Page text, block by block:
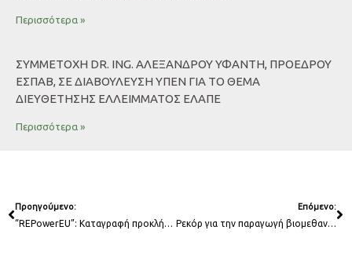
Περισσότερα »
ΣΥΜΜΕΤΟΧΗ DR. ING. ΑΛΕΞΑΝΔΡΟΥ ΥΦΑΝΤΗ, ΠΡΟΕΔΡΟΥ
ΕΣΠΑΒ, ΣΕ ΔΙΑΒΟΥΛΕΥΣΗ ΥΠΕΝ ΓΙΑ ΤΟ ΘΕΜΑ
ΔΙΕΥΘΕΤΗΣΗΣ ΕΛΛΕΙΜΜΑΤΟΣ ΕΛΑΠΕ
Περισσότερα »
Prev
Προηγούμενο:
“REPowerEU”: Καταγραφή προκλήσεων στον τομέα του βιομεθανίου στην Ελλάδα
Επόμενο:
Ρεκόρ για την παραγωγή βιομεθανίου στην Ευρώπη-ένα σημαντικό βήμα για την απεξάρτηση από τα ορυκτά καύσιμα